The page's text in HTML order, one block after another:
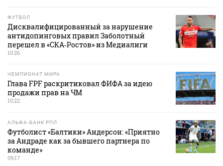
ФУТБОЛ
Дисквалифицированный за нарушение
антидопинговых правил Заболотный
перешел в «СКА‑Ростов» из Медиалиги
10:26
ЧЕМПИОНАТ МИРА
Глава FPF раскритиковал ФИФА за идею
продажи прав на ЧМ
10:22
АЛЬФА-БАНК РПЛ
Футболист «Балтики» Андерсон: «Приятно
за Андраде как за бывшего партнера по
команде»
09:17